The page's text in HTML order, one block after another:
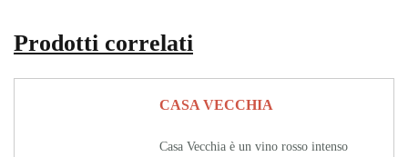
Prodotti correlati
CASA VECCHIA
Casa Vecchia è un vino rosso intenso